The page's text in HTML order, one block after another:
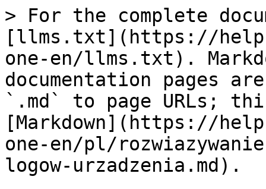
> For the complete
[llms.txt](https://
one-en/llms.txt).
documentation pages
`.md` to page URLs;
[Markdown](https://
one-en/pl/
logow-urzadzenia.md).